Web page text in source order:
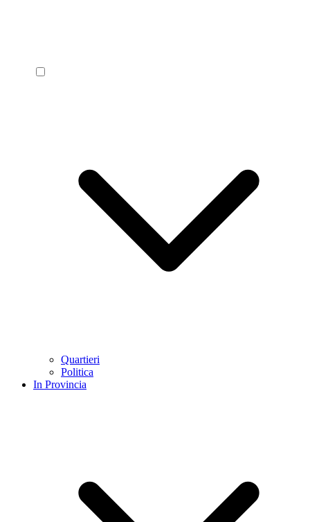
Quartieri
Politica
In Provincia